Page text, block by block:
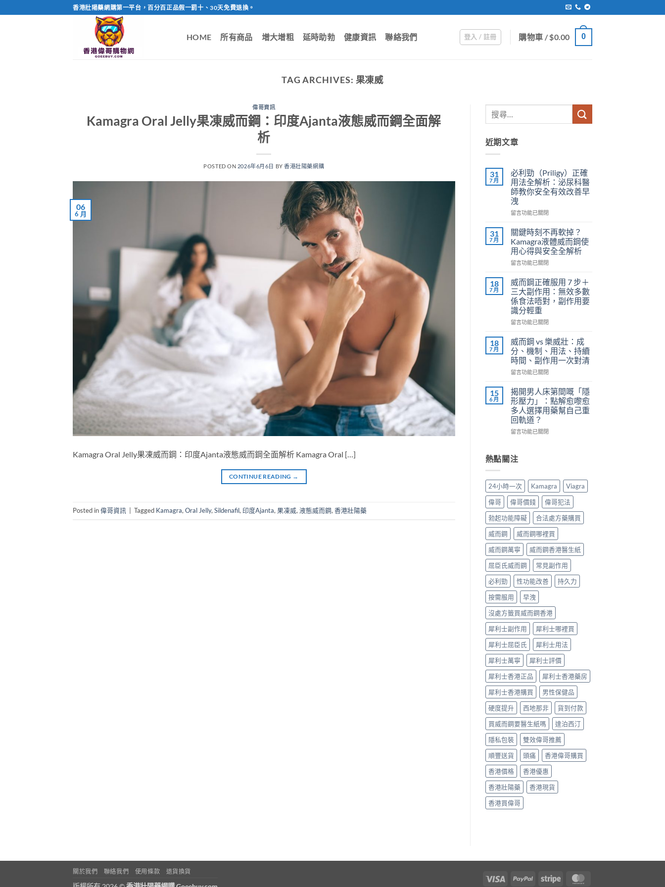
to
香港壯陽藥網購第一平台，百分百正品假一罰十、30天免費退換。
HOME 所有商品 增大增粗 延時助勃 健康資訊 聯絡我們 登入 / 註冊 購物車 /$0.00 0
TAG ARCHIVES: 果凍威
偉哥資訊
Kamagra Oral Jelly果凍威而鋼：印度Ajanta液態威而鋼全面解
析
POSTED ON 2026年6月6日 BY香港壯陽藥網購
06
6 月
Kamagra Oral Jelly果凍威而鋼：印度Ajanta液態威而鋼全面解析 Kamagra Oral […]
CONTINUE READING →
Posted in偉哥資訊 Tagged Kamagra,Oral Jelly,Sildenafil,印度Ajanta,果凍威,液態威而鋼,香港壯陽藥
近期文章
31
7 月
必利勁（Priligy）正確
用法全解析：泌尿科醫
師教你安全有效改善早
洩
在
利
勁
（Priligy）
正
確
法
全
解
析：
泌
尿
醫
師
教
你
安
有
效
改
善
早
洩〉
留言功能已關閉
31
7 月
關鍵時刻不再軟掉？
Kamagra液體威而鋼使
用心得與安全全解析
在
鍵
時
刻
不
再
軟
Kamagra
液
體
威
而
使
用
心
得
與
安
解
析〉
留言功能已關閉
18
7 月
威而鋼正確服用 7 步＋
三大副作用：無效多數
係食法唔對，副作用要
識分輕重
在
而
鋼
正
確
服
7
步
＋
三
大
副
無
效
數
食
法
唔
對，
作
用
要
識
分
重〉
中
留言功能已關閉
18
7 月
威而鋼 vs 樂威壯：成
分、機制、用法、持續
時間、副作用一次對清
在
而
鋼
vs
樂
威
壯：
機
制、
法、
續
時
間、
副
用
一
次
對
清〉
留言功能已關閉
15
6 月
揭開男人床第間嘅「隱
形壓力」：點解愈嚟愈
多人選擇用藥幫自己重
回軌道？
在
男
人
第
嘅
「隱
形
壓
力」：
點
解
愈
嚟
愈
人
選
擇
用
藥
幫
自
己
重
回
軌
道？〉
中
留言功能已關閉
熱點關注
24小時一次 Kamagra
Viagra
偉哥
偉哥價錢
偉哥犯法
勃起功能障礙
合法處方藥購買
威而鋼
威而鋼哪裡買
威而鋼萬寧
威而鋼香港醫生紙
屈臣氏威而鋼
常見副作用
必利勁
性功能改善
持久力
按需服用
早洩
沒處方籤買威而鋼香港
犀利士副作用
犀利士哪裡買
犀利士屈臣氏
犀利士用法
犀利士萬寧
犀利士評價
犀利士香港正品
犀利士香港藥房
犀利士香港購買
男性保健品
硬度提升
西地那非
貨到付款
買威而鋼要醫生紙嗎
達泊西汀
隱私包裝
雙效偉哥推薦
順豐送貨
頭痛
香港偉哥購買
香港價格
香港優惠
香港壯陽藥
香港現貨
香港買偉哥
Visa PayPal Stripe
關於我們 聯絡我們 使用條款 退貨換貨